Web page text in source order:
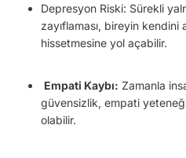
Depresyon Riski: Sürekli
zayıflaması, bireyin kendini
hissetmesine yol açabilir.
Empati Kaybı: Zamanla
güvensizlik, empati
olabilir.